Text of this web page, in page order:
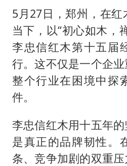
中国经济
5月27日，郑州，在
当下，以“初心如木，
李忠信红木第十五届
行。这不仅是一个企
整个行业在困境中探
件。
李忠信红木用十五年
是真正的品牌韧性。
条、竞争加剧的双重